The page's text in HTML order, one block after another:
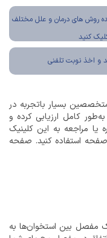
روش های درمان و علل مختلف
کنید
و اخذ نوبت تلفنی
بسیار باتجربه در
کامل ارزیابی کرده و
یا مراجعه به این کلینیک
استفاده کنید. صفحه
مفصل بین استخوان‌ها به